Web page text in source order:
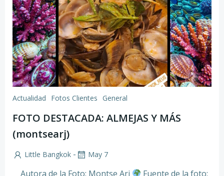
Actualidad Fotos Clientes General
FOTO DESTACADA: ALMEJAS Y MÁS
(montsearj)
Little Bangkok - May 7
Autora de la Foto: Montse Arj Fuente de la foto: